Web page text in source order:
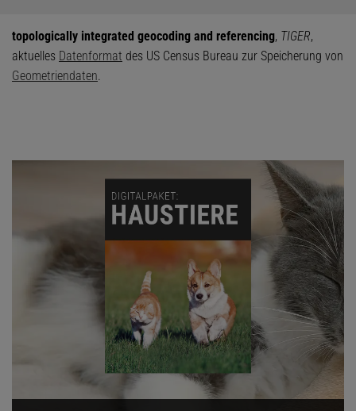
topologically integrated geocoding and referencing, TIGER,
aktuelles Datenformat des US Census Bureau zur Speicherung von
Geometriendaten.